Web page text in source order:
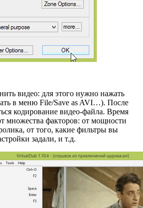
видео: для этого нужно нажать
в меню File/Save as AVI…). После
кодирование видео-файла. Время
множества факторов: от мощности
от того, какие фильтры вы
задали, и т.д.